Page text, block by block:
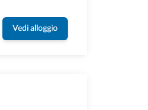
Vedi alloggio